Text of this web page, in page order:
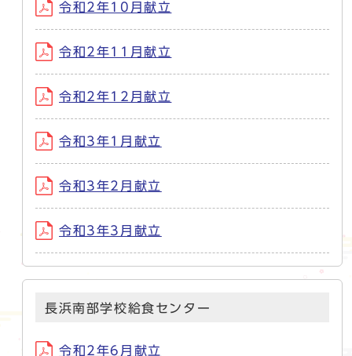
令和2年10月献立
令和2年11月献立
令和2年12月献立
令和3年1月献立
令和3年2月献立
令和3年3月献立
長浜南部学校給食センター
令和2年6月献立